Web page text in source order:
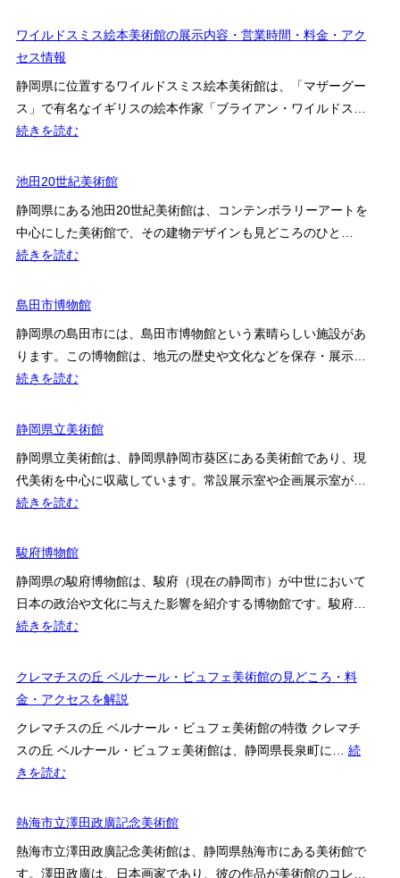
案
内
岡
芹
沢
け
介
美
術
館
ワイルドスミス絵本美術館の展示内容・営業時間・料金・アク
セス情報
静岡県に位置するワイルドスミス絵本美術館は、「マザーグー
ス」で有名なイギリスの絵本作家「ブライアン・ワイルドス…
続きを読む:
イ
ド
ス
ミ
絵
本
美
術
示
内
容・
業
時
間・
料
ス
情
池田20世紀美術館
静岡県にある池田20世紀美術館は、コンテンポラリーアートを
中心にした美術館で、その建物デザインも見どころのひと…
続きを読む:
田
世
紀
美
館
島田市博物館
静岡県の島田市には、島田市博物館という素晴らしい施設があ
ります。この博物館は、地元の歴史や文化などを保存・展示…
続きを読む:
田
博
物
館
静岡県立美術館
静岡県立美術館は、静岡県静岡市葵区にある美術館であり、現
代美術を中心に収蔵しています。常設展示室や企画展示室が…
続きを読む:
岡
立
美
術
駿府博物館
静岡県の駿府博物館は、駿府（現在の静岡市）が中世において
日本の政治や文化に与えた影響を紹介する博物館です。駿府…
続きを読む:
館
クレマチスの丘 ベルナール・ビュフェ美術館の見どころ・料
金・アクセスを解説
クレマチスの丘 ベルナール・ビュフェ美術館の特徴 クレマチ
スの丘 ベルナール・ビュフェ美術館は、静岡県長泉町に… 続
きを読む:
レ
チ
熱海市立澤田政廣記念美術館
熱海市立澤田政廣記念美術館は、静岡県熱海市にある美術館で
す。澤田政廣は、日本画家であり、彼の作品が美術館のコレ…